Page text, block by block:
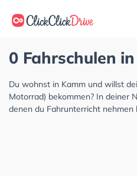
0 Fahrschulen
Du wohnst in Kamm und willst
Motorrad) bekommen? In deiner
denen du Fahrunterricht nehmen